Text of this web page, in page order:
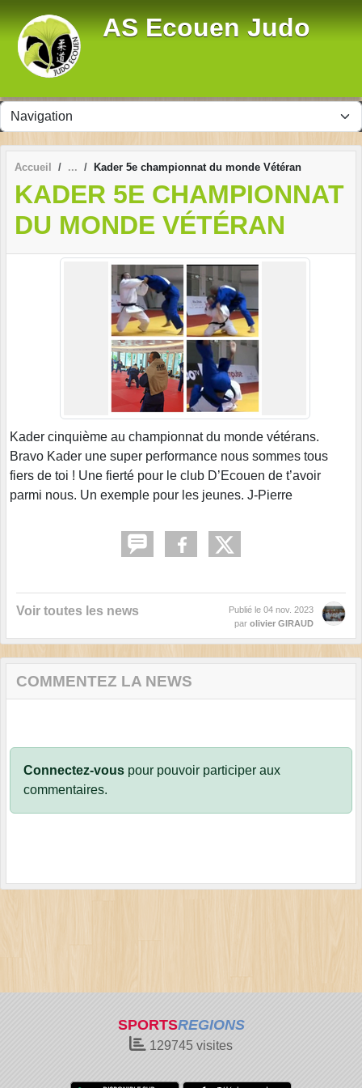
AS Ecouen Judo
Accueil Kader 5e championnat du monde Vétéran
KADER 5E CHAMPIONNAT
DU MONDE VÉTÉRAN
Kader cinquième au championnat du monde vétérans.
Bravo Kader une super performance nous sommes tous
fiers de toi ! Une fierté pour le club D’Ecouen de t’avoir
parmi nous. Un exemple pour les jeunes. J-Pierre
Voir toutes les news Publié le 04 nov. 2023
par olivier GIRAUD
COMMENTEZ LA NEWS
Connectez-vous pour pouvoir participer aux
commentaires.
SPORTSREGIONS
129745 visites